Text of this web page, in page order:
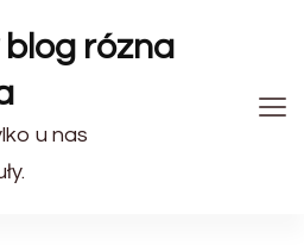
blog rózna
u nas